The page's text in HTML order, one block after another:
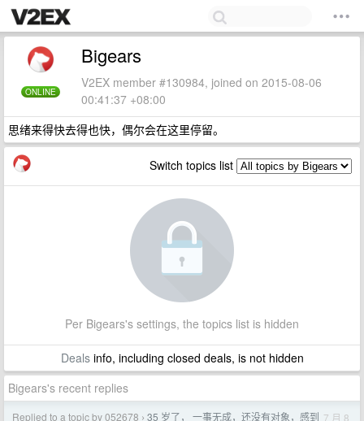
ONLINE
Bigears
V2EX member #130984, joined on 2015-08-06
00:41:37 +08:00
思绪来得快去得也快，偶尔会在这里停留。
Switch topics list
Per Bigears's settings, the topics list is hidden
Dealsinfo, including closed deals, is not hidden
Bigears's recent replies
Replied to a topic by 052678 › 35 岁了， 一事无成，还没有对象，感到 7 月 8